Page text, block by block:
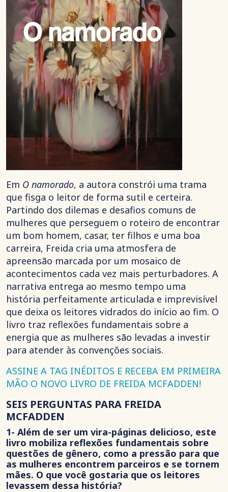
Em O namorado, a autora constrói uma trama
que fisga o leitor de forma sutil e certeira.
Partindo dos dilemas e desafios comuns de
mulheres que perseguem o roteiro de encontrar
um bom homem, casar, ter filhos e uma boa
carreira, Freida cria uma atmosfera de
apreensão marcada por um mosaico de
acontecimentos cada vez mais perturbadores. A
narrativa entrega ao mesmo tempo uma
história perfeitamente articulada e imprevisível
que deixa os leitores vidrados do início ao fim. O
livro traz reflexões fundamentais sobre a
energia que as mulheres são levadas a investir
para atender às convenções sociais.
ASSINE A TAG INÉDITOS E RECEBA EM PRIMEIRA
MÃO O NOVO LIVRO DE FREIDA MCFADDEN!
SEIS PERGUNTAS PARA FREIDA
MCFADDEN
1- Além de ser um vira-páginas delicioso, este
livro mobiliza reflexões fundamentais sobre
questões de gênero, como a pressão para que
as mulheres encontrem parceiros e se tornem
mães. O que você gostaria que os leitores
levassem dessa história?